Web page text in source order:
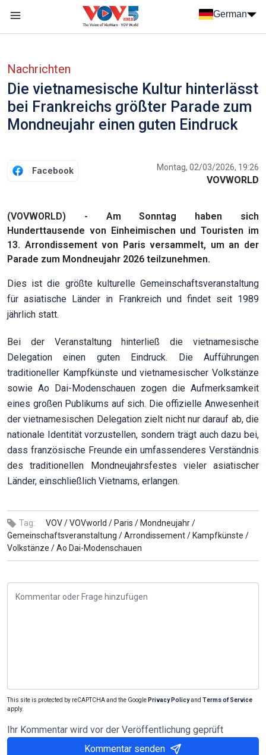
German
Nachrichten
Die vietnamesische Kultur hinterlässt
bei Frankreichs größter Parade zum
Mondneujahr einen guten Eindruck
Facebook Montag, 02/03/2026, 19:26
VOVWORLD
(VOVWORLD) - Am Sonntag haben sich
Hunderttausende von Einheimischen und Touristen im
13. Arrondissement von Paris versammelt, um an der
Parade zum Mondneujahr 2026 teilzunehmen.
Dies ist die größte kulturelle Gemeinschaftsveranstaltung
für asiatische Länder in Frankreich und findet seit 1989
jährlich statt.
Bei der Veranstaltung hinterließ die vietnamesische
Delegation einen guten Eindruck. Die Aufführungen
traditioneller Kampfkünste und vietnamesischer Volkstänze
sowie Ao Dai-Modenschauen zogen die Aufmerksamkeit
eines großen Publikums auf sich. Die offizielle Anwesenheit
der vietnamesischen Delegation zielt nicht nur darauf ab, die
nationale Identität vorzustellen, sondern trägt auch dazu bei,
dass französische Freunde ein umfassenderes Verständnis
des traditionellen Mondneujahrsfestes vieler asiatischer
Länder, einschließlich Vietnams, erlangen.
Tag: VOV /VOVworld / Paris / Mondneujahr /
Gemeinschaftsveranstaltung /Arrondissement / Kampfkünste /
Volkstänze /Ao Dai-Modenschauen
This site is protected by reCAPTCHA and the Google Privacy Policyand Terms of Service
apply.
Ihr Kommentar wird vor der Veröffentlichung geprüft
Kommentar senden